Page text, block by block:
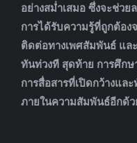
อย่างสม่ำเสมอ ซึ่งจะช่ว
การได้รับความรู้ที่ถูกต้อง
ติดต่อทางเพศสัมพันธ์ และ
ทันท่วงที สุดท้าย การศึกษ
การสื่อสารที่เปิดกว้างแ
ภายในความสัมพันธ์อีกด้ว